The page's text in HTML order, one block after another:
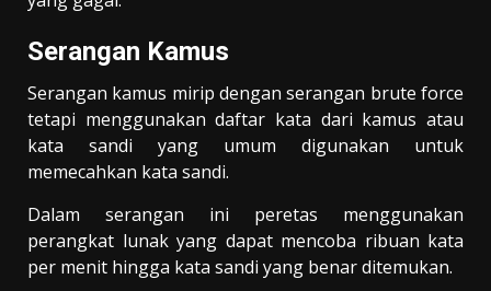
Serangan Kamus
Serangan kamus mirip dengan serangan brute force
tetapi menggunakan daftar kata dari kamus atau
kata sandi yang umum digunakan untuk
memecahkan kata sandi.
Dalam serangan ini peretas menggunakan
perangkat lunak yang dapat mencoba ribuan kata
per menit hingga kata sandi yang benar ditemukan.